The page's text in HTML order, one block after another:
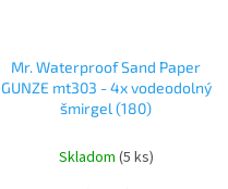
Mr. Waterproof Sand Paper
GUNZE mt303 - 4x vodeodolný
šmirgel (180)
Skladom (5 ks)